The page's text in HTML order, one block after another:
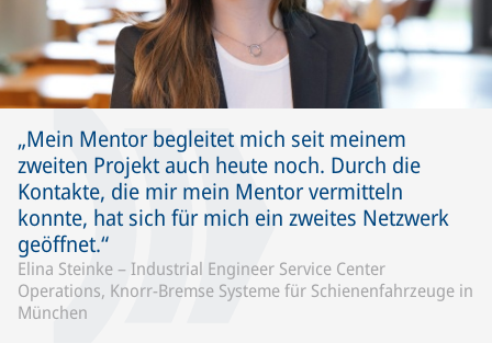
Mein Mentor begleitet mich seit meinem
zweiten Projekt auch heute noch. Durch die
Kontakte, die mir mein Mentor vermitteln
konnte, hat sich für mich ein zweites Netzwerk
geöffnet.
Elina Steinke – Industrial Engineer Service Center
Operations, Knorr-Bremse Systeme für Schienenfahrzeuge in
München